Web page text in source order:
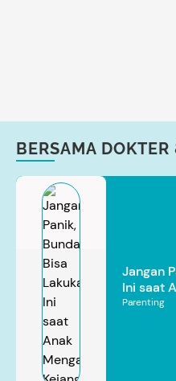
BERSAMA
Jangan
Ini saat
Parenting